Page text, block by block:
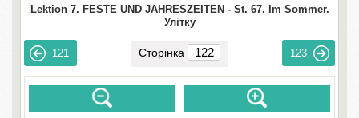
Lektion 7. FESTE UND JAHRESZEITEN - St. 67. Im Sommer.
Улітку
121 Сторінка 123